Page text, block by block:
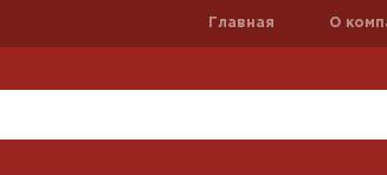
Главная О